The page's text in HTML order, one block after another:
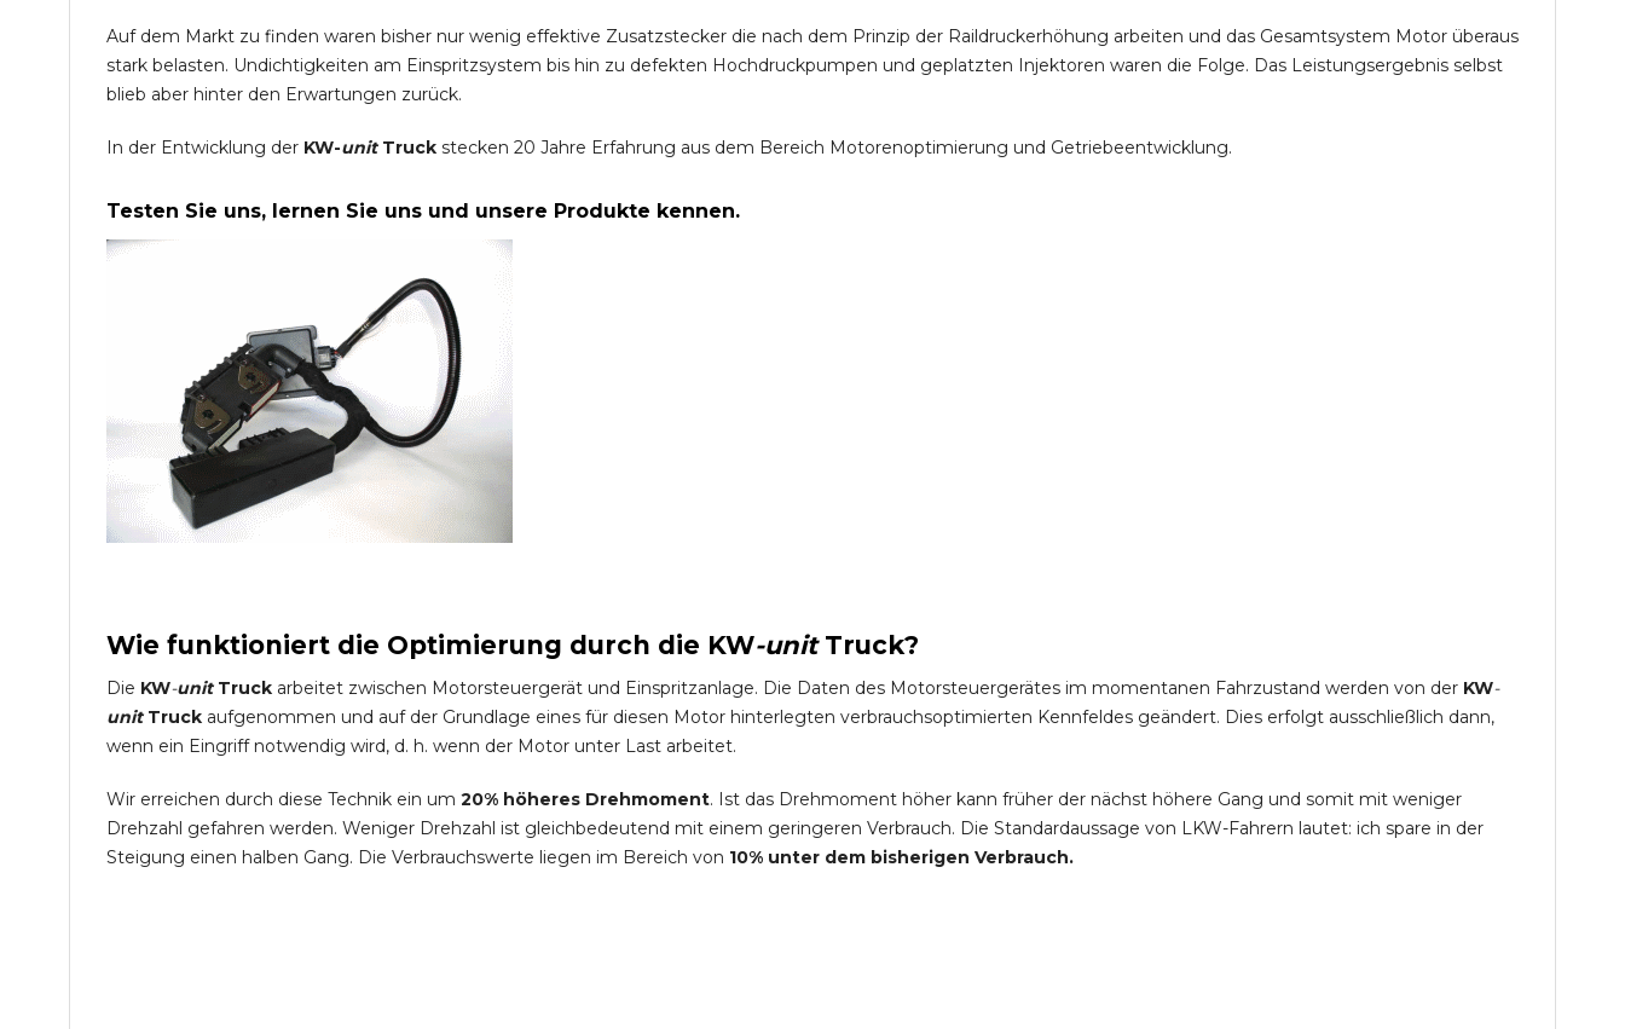
Auf dem Markt zu finden waren bisher nur wenig effektive Zusatzstecker die nach dem Prinzip der Raildruckerhöhung arbeiten und das Gesamtsystem Motor überaus
stark belasten. Undichtigkeiten am Einspritzsystem bis hin zu defekten Hochdruckpumpen und geplatzten Injektoren waren die Folge. Das Leistungsergebnis selbst
blieb aber hinter den Erwartungen zurück.
In der Entwicklung der KW-unitTruck stecken 20 Jahre Erfahrung aus dem Bereich Motorenoptimierung und Getriebeentwicklung.
Testen Sie uns, lernen Sie uns und unsere Produkte kennen.
Wie funktioniert die Optimierung durch die KW-unit Truck?
Die KW-unit Truck arbeitet zwischen Motorsteuergerät und Einspritzanlage. Die Daten des Motorsteuergerätes im momentanen Fahrzustand werden von der KW-
unit Truck aufgenommen und auf der Grundlage eines für diesen Motor hinterlegten verbrauchsoptimierten Kennfeldes geändert. Dies erfolgt ausschließlich dann,
wenn ein Eingriff notwendig wird, d. h. wenn der Motor unter Last arbeitet.
Wir erreichen durch diese Technik ein um 20% höheres Drehmoment. Ist das Drehmoment höher kann früher der nächst höhere Gang und somit mit weniger
Drehzahl gefahren werden. Weniger Drehzahl ist gleichbedeutend mit einem geringeren Verbrauch. Die Standardaussage von LKW-Fahrern lautet: ich spare in der
Steigung einen halben Gang. Die Verbrauchswerte liegen im Bereich von 10% unter dem bisherigen Verbrauch.